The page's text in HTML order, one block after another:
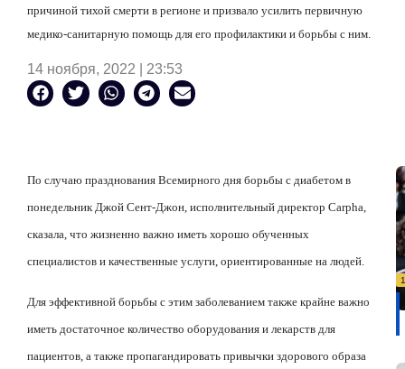
причиной тихой смерти в регионе и призвало усилить первичную
медико-санитарную помощь для его профилактики и борьбы с ним.
14 ноября, 2022 | 23:53
По случаю празднования Всемирного дня борьбы с диабетом в
понедельник Джой Сент-Джон, исполнительный директор Carpha,
сказала, что жизненно важно иметь хорошо обученных
специалистов и качественные услуги, ориентированные на людей.
Для эффективной борьбы с этим заболеванием также крайне важно
иметь достаточное количество оборудования и лекарств для
пациентов, а также пропагандировать привычки здорового образа